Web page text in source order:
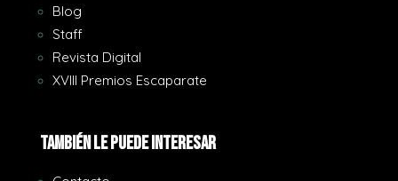
Blog
Staff
Revista Digital
XVIII Premios Escaparate
También le puede interesar